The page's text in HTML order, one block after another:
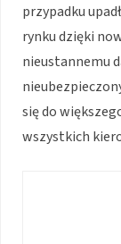
przypadku
rynku dzięki
nieustannemu
się do
wszystkich